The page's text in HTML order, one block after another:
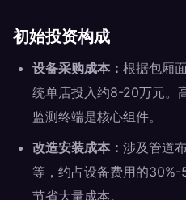
初始投资构成
设备采购成本： 根据包厢
统单店投入约8-20万元。
监测终端是核心组件。
改造安装成本： 涉及管道
等，约占设备费用的
节省大量成本。